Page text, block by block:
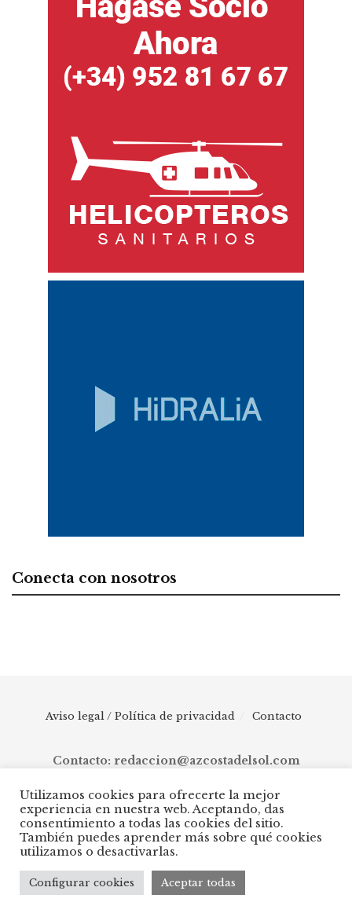
Conecta con nosotros
Aviso legal / Política de privacidad Contacto
Contacto: redaccion@azcostadelsol.com
© 2025 AZ Costa del Sol - Diario digital de Málaga capital hasta
Manilva, pasando por Torremolinos, Benalmádena, Fuengirola,
Mijas, Ojén, Marbella, Istán, Benahavís, Estepona y Casares.
Utilizamos cookies para ofrecerte la mejor
experiencia en nuestra web. Aceptando, das
consentimiento a todas las cookies del sitio.
También puedes aprender más sobre qué cookies
utilizamos o desactivarlas.
Configurar cookies Aceptar todas